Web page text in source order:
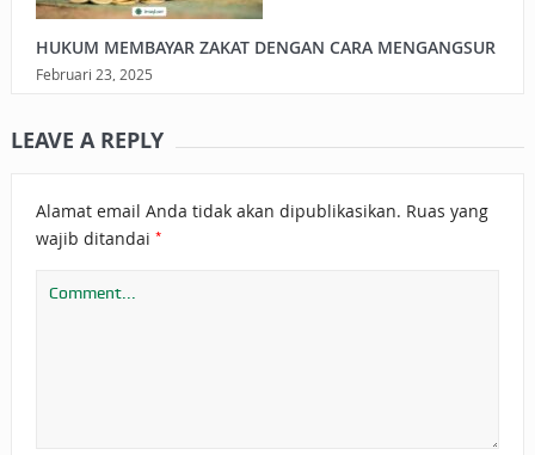
HUKUM MEMBAYAR ZAKAT DENGAN CARA MENGANGSUR
Februari 23, 2025
LEAVE A REPLY
Alamat email Anda tidak akan dipublikasikan. Ruas yang
wajib ditandai *